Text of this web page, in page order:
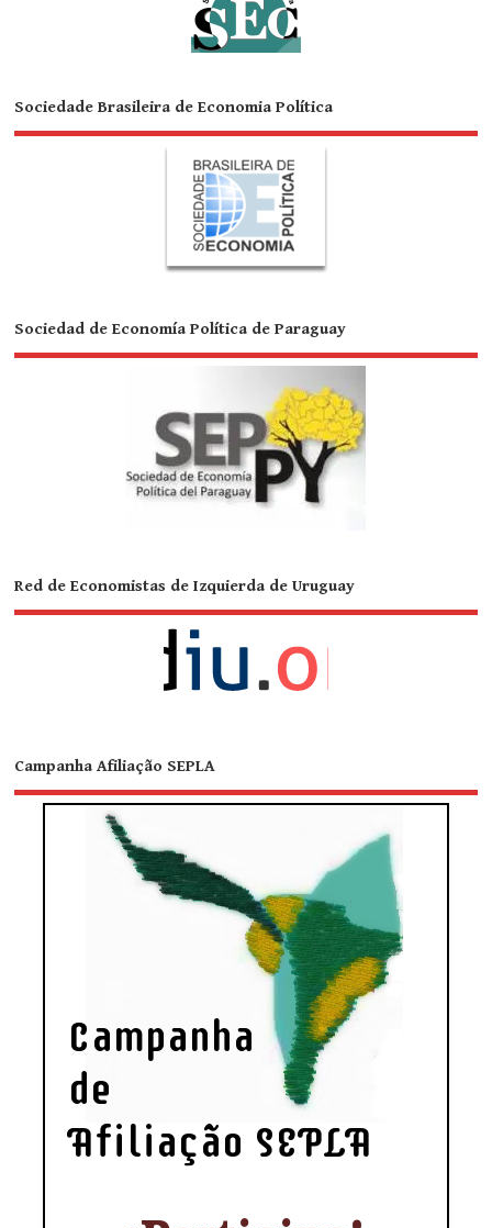
Sociedade Brasileira de Economia Política
Sociedad de Economía Política de Paraguay
Red de Economistas de Izquierda de Uruguay
Campanha Afiliação SEPLA